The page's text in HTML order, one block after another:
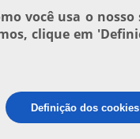
você usa o
clique em